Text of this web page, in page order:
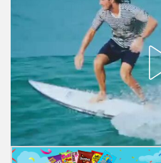
פיננסי וכלכלה
בין הסדינים
חיות מחמד
יוקר המחיה